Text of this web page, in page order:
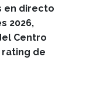
en directo
2026,
Centro
rating de